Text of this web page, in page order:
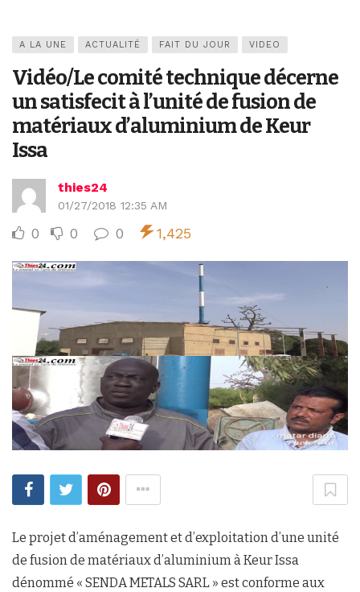
A LA UNE ACTUALITÉ FAIT DU JOUR VIDEO
Vidéo/Le comité technique décerne
un satisfecit à l’unité de fusion de
matériaux d’aluminium de Keur
Issa
thies24
01/27/2018 12:35 AM
0 0 0 1,425
Le projet d’aménagement et d’exploitation d’une unité
de fusion de matériaux d’aluminium à Keur Issa
dénommé « SENDA METALS SARL » est conforme aux